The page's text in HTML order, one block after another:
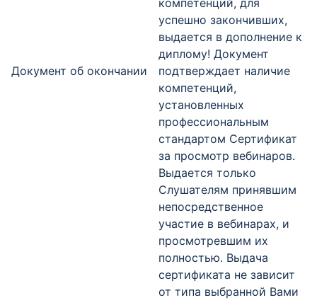
Документ об окончании
компетенций, для
успешно закончивших,
выдается в дополнение к
диплому! Документ
подтверждает наличие
компетенций,
установленных
профессиональным
стандартом Сертификат
за просмотр вебинаров.
Выдается только
Слушателям принявшим
непосредственное
участие в вебинарах, и
просмотревшим их
полностью. Выдача
сертификата не зависит
от типа выбранной Вами